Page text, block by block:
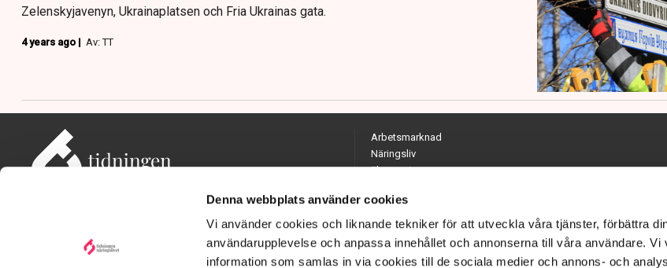
Denna webbplats använder cookies
Vi använder cookies och liknande tekniker för att utveckla våra tjänster, förbättra
användarupplevelse och anpassa innehållet och annonserna till våra användare. Vi
information som samlas in via cookies till de sociala medier och annons- och
Zelenskyjavenyn, Ukrainaplatsen och Fria Ukrainas gata.
4 years ago | Av: TT
Adress: Tidningen Näringslivet, 114 82 Stockholm
Arbetsmarknad
Näringsliv
Ekonomi
Opinion
Hållbarhet
Utrikes